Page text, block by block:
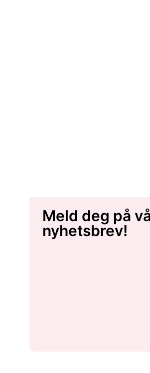
Meld deg på
nyhetsbrev!